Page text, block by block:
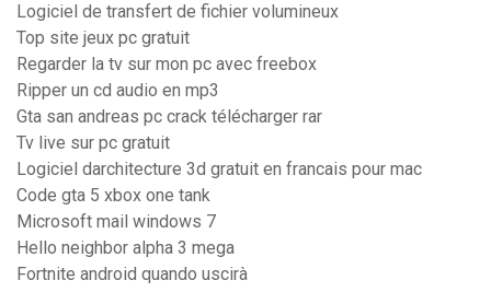
Logiciel de transfert de fichier volumineux
Top site jeux pc gratuit
Regarder la tv sur mon pc avec freebox
Ripper un cd audio en mp3
Gta san andreas pc crack télécharger rar
Tv live sur pc gratuit
Logiciel darchitecture 3d gratuit en francais pour mac
Code gta 5 xbox one tank
Microsoft mail windows 7
Hello neighbor alpha 3 mega
Fortnite android quando uscirà